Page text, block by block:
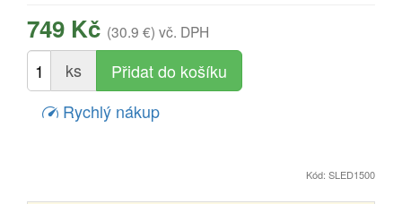
749 Kč (30.9 €) vč. DPH
ks
Rychlý nákup
Kód: SLED1500